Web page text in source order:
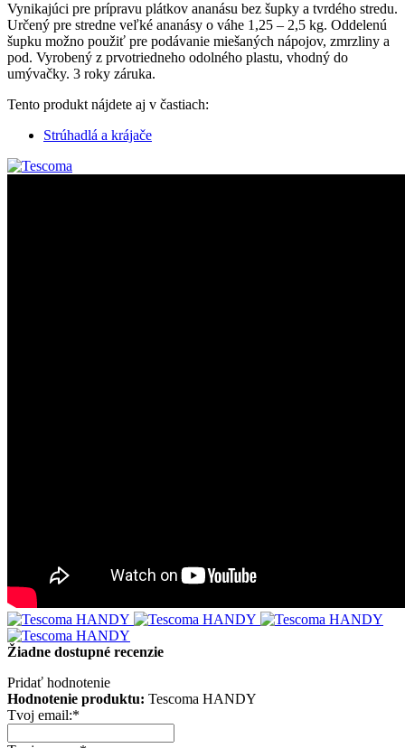
Vynikajúci pre prípravu plátkov ananásu bez šupky a tvrdého stredu.
Určený pre stredne veľké ananásy o váhe 1,25 – 2,5 kg. Oddelenú
šupku možno použiť pre podávanie miešaných nápojov, zmrzliny a
pod. Vyrobený z prvotriedneho odolného plastu, vhodný do
umývačky. 3 roky záruka.
Tento produkt nájdete aj v častiach:
Strúhadlá a krájače
Žiadne dostupné recenzie
Pridať hodnotenie
Hodnotenie produktu: Tescoma HANDY
Tvoj email:*